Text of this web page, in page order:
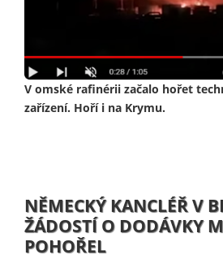
V omské rafinérii začalo hořet
zařízení. Hoří i na Krymu.
NĚMECKÝ KANCLÉŘ V
ŽÁDOSTÍ O DODÁVKY
POHOŘEL